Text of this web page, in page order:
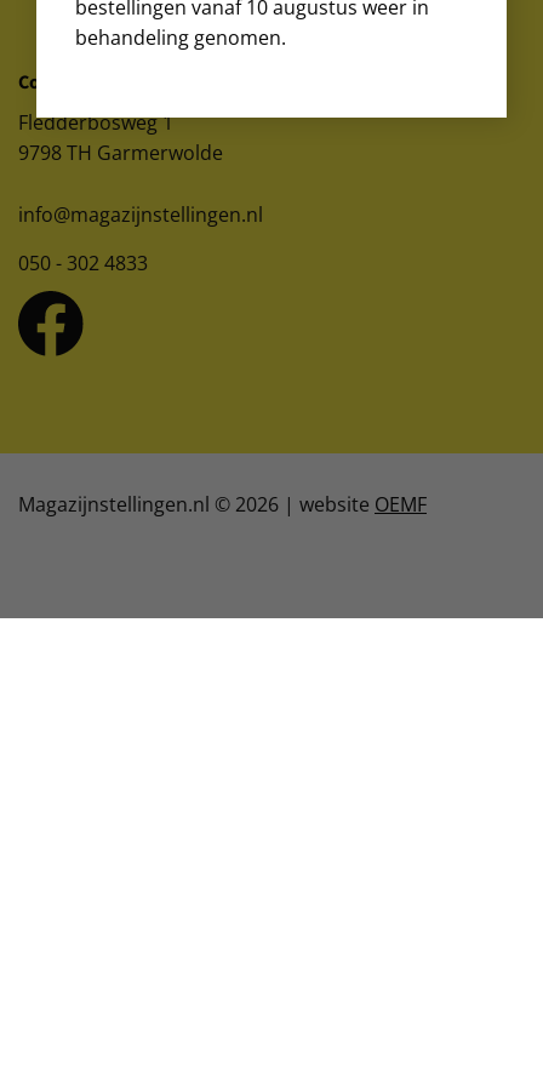
bestellingen vanaf 10 augustus weer in
behandeling genomen.
Contactgegevens
Fledderbosweg 1
9798 TH Garmerwolde
info@magazijnstellingen.nl
050 - 302 4833
Magazijnstellingen.nl © 2026 | website OEMF